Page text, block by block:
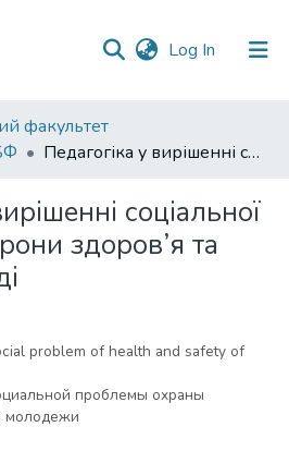
Log In (current)
факультет
Педагогіка у вирішенні соціальної проблеми охорони здоров’я та безпеки молоді
соціальної
здоров’я та
problem of health and safety of
проблемы охраны
молодежи